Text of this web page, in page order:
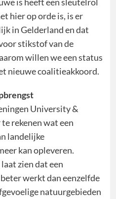
hier op orde is, is er
in Gelderland en dat
stikstof van de
willen we een status
nieuwe coalitieakkoord.
University &
rekenen wat een
landelijke
kan opleveren.
zien dat een
werkt dan eenzelfde
natuurgebieden